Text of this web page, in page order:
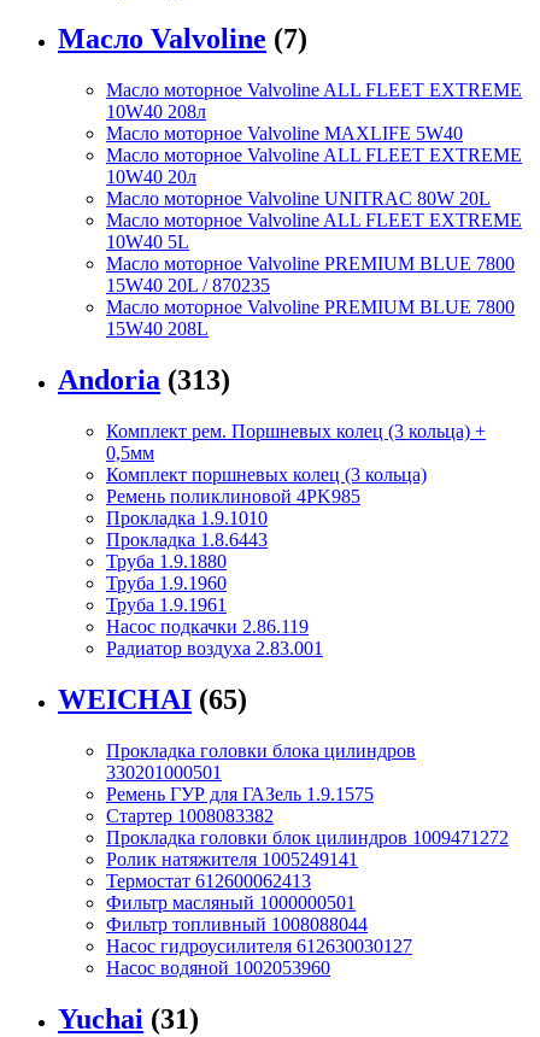
Масло Valvoline (7)
Масло моторное Valvoline ALL FLEET EXTREME
10W40 208л
Масло моторное Valvoline MAXLIFE 5W40
Масло моторное Valvoline ALL FLEET EXTREME
10W40 20л
Масло моторное Valvoline UNITRAC 80W 20L
Масло моторное Valvoline ALL FLEET EXTREME
10W40 5L
Масло моторное Valvoline PREMIUM BLUE 7800
15W40 20L / 870235
Масло моторное Valvoline PREMIUM BLUE 7800
15W40 208L
Andoria (313)
Комплект рем. Поршневых колец (3 кольца) +
0,5мм
Комплект поршневых колец (3 кольца)
Ремень поликлиновой 4PK985
Прокладка 1.9.1010
Прокладка 1.8.6443
Труба 1.9.1880
Труба 1.9.1960
Труба 1.9.1961
Насос подкачки 2.86.119
Радиатор воздуха 2.83.001
WEICHAI (65)
Прокладка головки блока цилиндров
330201000501
Ремень ГУР для ГАЗель 1.9.1575
Стартер 1008083382
Прокладка головки блок цилиндров 1009471272
Ролик натяжителя 1005249141
Термостат 612600062413
Фильтр масляный 1000000501
Фильтр топливный 1008088044
Насос гидроусилителя 612630030127
Насос водяной 1002053960
Yuchai (31)